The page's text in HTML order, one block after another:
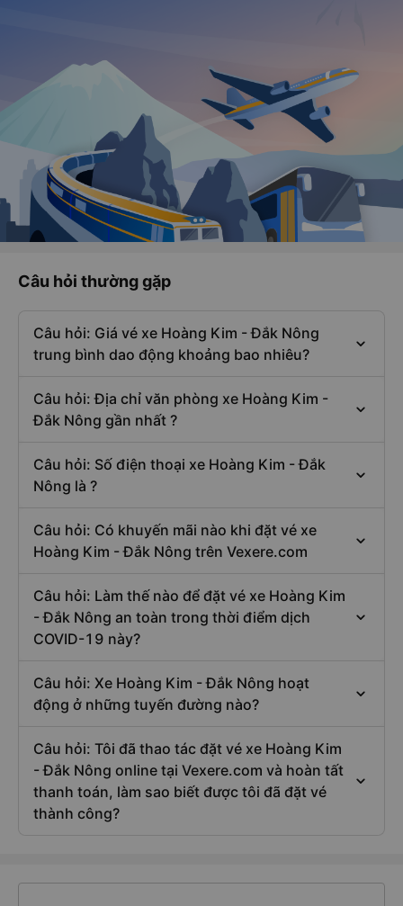
Câu hỏi thường gặp
Câu hỏi: Giá vé xe Hoàng Kim - Đắk Nông
trung bình dao động khoảng bao nhiêu?
Câu hỏi: Địa chỉ văn phòng xe Hoàng Kim -
Đắk Nông gần nhất ?
Câu hỏi: Số điện thoại xe Hoàng Kim - Đắk
Nông là ?
Câu hỏi: Có khuyến mãi nào khi đặt vé xe
Hoàng Kim - Đắk Nông trên Vexere.com
Câu hỏi: Làm thế nào để đặt vé xe Hoàng Kim
- Đắk Nông an toàn trong thời điểm dịch
COVID-19 này?
Câu hỏi: Xe Hoàng Kim - Đắk Nông hoạt
động ở những tuyến đường nào?
Câu hỏi: Tôi đã thao tác đặt vé xe Hoàng Kim
- Đắk Nông online tại Vexere.com và hoàn tất
thanh toán, làm sao biết được tôi đã đặt vé
thành công?